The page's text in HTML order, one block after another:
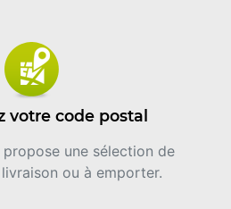
votre code postal
une sélection de
ou à emporter.